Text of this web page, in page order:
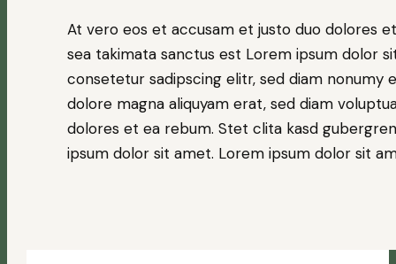
At vero eos et accusam et justo duo dolores
sea takimata sanctus est Lorem ipsum dolor
consetetur sadipscing elitr, sed diam
dolore magna aliquyam erat, sed diam
dolores et ea rebum. Stet clita kasd
ipsum dolor sit amet. Lorem ipsum dolor sit